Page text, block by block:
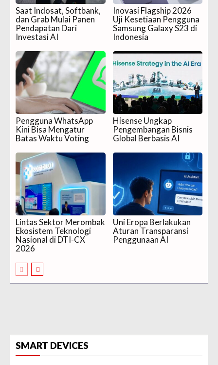
Saat Indosat, Softbank,
dan Grab Mulai Panen
Pendapatan Dari
Investasi AI
Inovasi Flagship 2026
Uji Kesetiaan Pengguna
Samsung Galaxy S23 di
Indonesia
Pengguna WhatsApp
Kini Bisa Mengatur
Batas Waktu Voting
Hisense Ungkap
Pengembangan Bisnis
Global Berbasis AI
Lintas Sektor Merombak
Ekosistem Teknologi
Nasional di DTI-CX
2026
Uni Eropa Berlakukan
Aturan Transparansi
Penggunaan AI
SMART DEVICES